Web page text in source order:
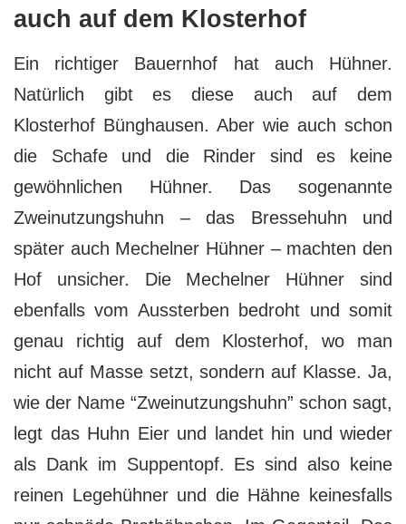
auch auf dem Klosterhof
Ein richtiger Bauernhof hat auch Hühner.
Natürlich gibt es diese auch auf dem
Klosterhof Bünghausen. Aber wie auch schon
die Schafe und die Rinder sind es keine
gewöhnlichen Hühner. Das sogenannte
Zweinutzungshuhn – das Bressehuhn und
später auch Mechelner Hühner – machten den
Hof unsicher. Die Mechelner Hühner sind
ebenfalls vom Aussterben bedroht und somit
genau richtig auf dem Klosterhof, wo man
nicht auf Masse setzt, sondern auf Klasse. Ja,
wie der Name “Zweinutzungshuhn” schon sagt,
legt das Huhn Eier und landet hin und wieder
als Dank im Suppentopf. Es sind also keine
reinen Legehühner und die Hähne keinesfalls